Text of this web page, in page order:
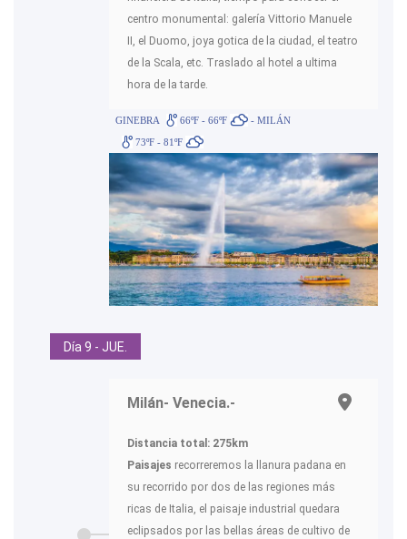
centro monumental: galería Vittorio Manuele
II, el Duomo, joya gotica de la ciudad, el teatro
de la Scala, etc. Traslado al hotel a ultima
hora de la tarde.
GINEBRA 66ºF - 66ºF
- MILÁN
73ºF - 81ºF
Día 9 - JUE.
Milán- Venecia.-
Distancia total: 275km
Paisajes recorreremos la llanura padana en
su recorrido por dos de las regiones más
ricas de Italia, el paisaje industrial quedara
eclipsados por las bellas áreas de cultivo de